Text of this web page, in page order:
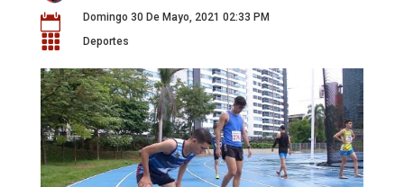
 Domingo 30 De Mayo, 2021 02:33 PM
 Deportes